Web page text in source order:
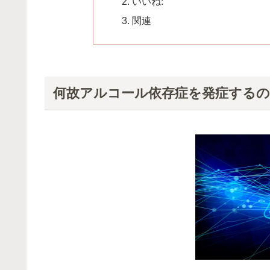
関連
何故アルコール依存症を発症する